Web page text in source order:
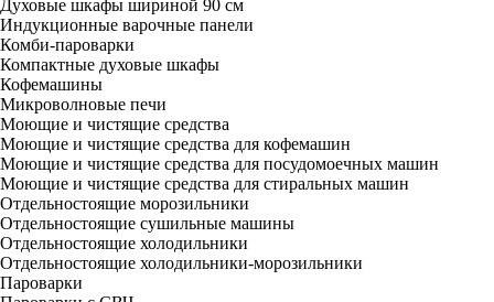
Духовые шкафы шириной 90 см
Индукционные варочные панели
Комби-пароварки
Компактные духовые шкафы
Кофемашины
Микроволновые печи
Моющие и чистящие средства
Моющие и чистящие средства для кофемашин
Моющие и чистящие средства для посудомоечных машин
Моющие и чистящие средства для стиральных машин
Отдельностоящие морозильники
Отдельностоящие сушильные машины
Отдельностоящие холодильники
Отдельностоящие холодильники-морозильники
Пароварки